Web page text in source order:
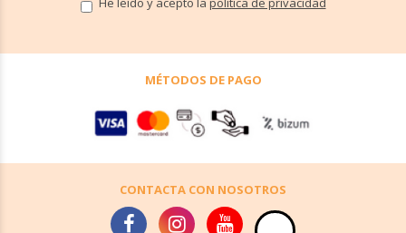
MÉTODOS DE PAGO
CONTACTA CON NOSOTROS